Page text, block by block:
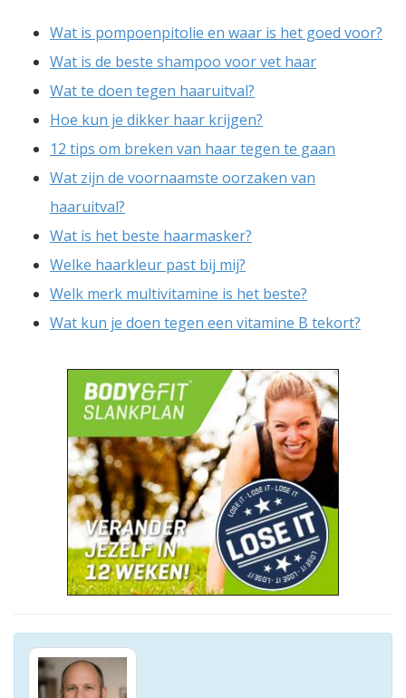
Wat is pompoenpitolie en waar is het goed voor?
Wat is de beste shampoo voor vet haar
Wat te doen tegen haaruitval?
Hoe kun je dikker haar krijgen?
12 tips om breken van haar tegen te gaan
Wat zijn de voornaamste oorzaken van
haaruitval?
Wat is het beste haarmasker?
Welke haarkleur past bij mij?
Welk merk multivitamine is het beste?
Wat kun je doen tegen een vitamine B tekort?